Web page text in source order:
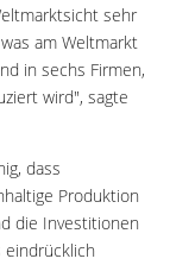
sehr
am Weltmarkt
in sechs Firmen,
wird", sagte
dass
Produktion
die Investitionen
eindrücklich